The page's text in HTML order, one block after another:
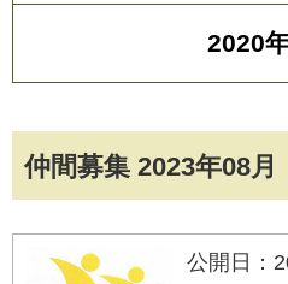
仲間募集 2023年08月
公開日：
2020